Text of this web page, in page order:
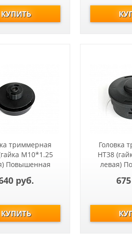
триммерная
М10*1.25
Повышенная
ET1200A
руб.
Головка
HT38
левая)